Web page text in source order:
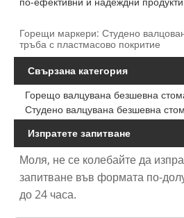
Горещи маркери: Студено
тръба с пластмасово покритие
Свързана категория
Горещо валцувана безшевна
Студено валцувана безшевна
Изпратете запитване
Моля, не се колебайте да
запитване във формата по-
до 24 часа.